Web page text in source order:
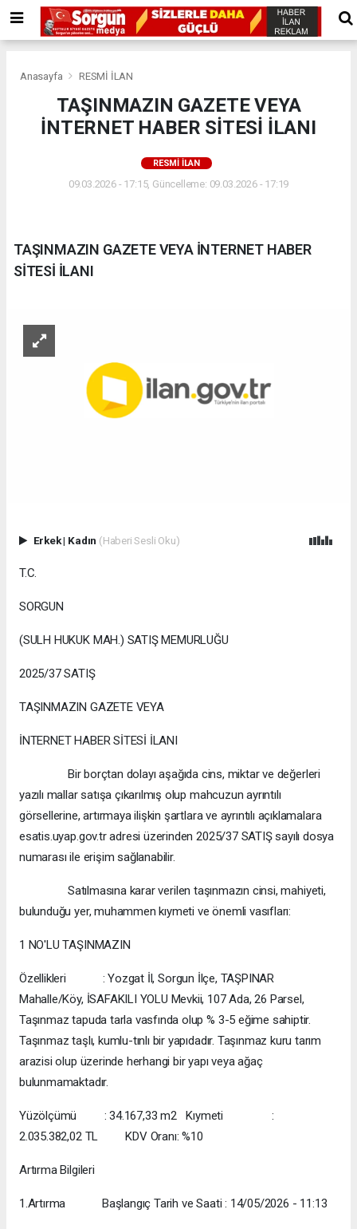
Anasayfa RESMİ İLAN
TAŞINMAZIN GAZETE VEYA
İNTERNET HABER SİTESİ İLANI
RESMİ İLAN
09.03.2026 - 17:15, Güncelleme: 09.03.2026 - 17:19
TAŞINMAZIN GAZETE VEYA İNTERNET HABER
SİTESİ İLANI
Erkek| Kadın (Haberi Sesli Oku)
T.C.
SORGUN
(SULH HUKUK MAH.) SATIŞ MEMURLUĞU
2025/37 SATIŞ
TAŞINMAZIN GAZETE VEYA
İNTERNET HABER SİTESİ İLANI
Bir borçtan dolayı aşağıda cins, miktar ve değerleri
yazılı mallar satışa çıkarılmış olup mahcuzun ayrıntılı
görsellerine, artırmaya ilişkin şartlara ve ayrıntılı açıklamalara
esatis.uyap.gov.tr adresi üzerinden 2025/37 SATIŞ sayılı dosya
numarası ile erişim sağlanabilir.
Satılmasına karar verilen taşınmazın cinsi, mahiyeti,
bulunduğu yer, muhammen kıymeti ve önemli vasıfları:
1 NO'LU TAŞINMAZIN
Özellikleri : Yozgat İl, Sorgun İlçe, TAŞPINAR
Mahalle/Köy, İSAFAKILI YOLU Mevkii, 107 Ada, 26 Parsel,
Taşınmaz tapuda tarla vasfında olup % 3-5 eğime sahiptir.
Taşınmaz taşlı, kumlu-tınlı bir yapıdadır. Taşınmaz kuru tarım
arazisi olup üzerinde herhangi bir yapı veya ağaç
bulunmamaktadır.
Yüzölçümü : 34.167,33 m2 Kıymeti :
2.035.382,02 TL KDV Oranı: %10
Artırma Bilgileri
1.Artırma Başlangıç Tarih ve Saati : 14/05/2026 - 11:13